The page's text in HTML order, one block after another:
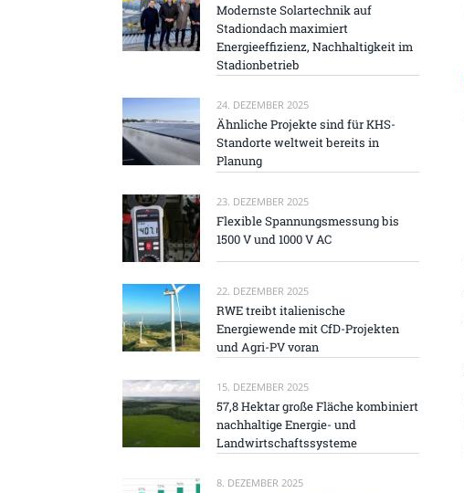
Modernste Solartechnik auf
Stadiondach maximiert
Energieeffizienz, Nachhaltigkeit im
Stadionbetrieb
24. DEZEMBER 2025
Ähnliche Projekte sind für KHS-
Standorte weltweit bereits in
Planung
23. DEZEMBER 2025
Flexible Spannungsmessung bis
1500 V und 1000 V AC
22. DEZEMBER 2025
RWE treibt italienische
Energiewende mit CfD-Projekten
und Agri-PV voran
15. DEZEMBER 2025
57,8 Hektar große Fläche kombiniert
nachhaltige Energie- und
Landwirtschaftssysteme
8. DEZEMBER 2025